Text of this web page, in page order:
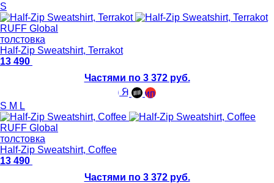
S
RUFF Global
толстовка
Half-Zip Sweatshirt, Terrakot
13 490
Частями по 3 372 руб.
S M L
RUFF Global
толстовка
Half-Zip Sweatshirt, Coffee
13 490
Частями по 3 372 руб.